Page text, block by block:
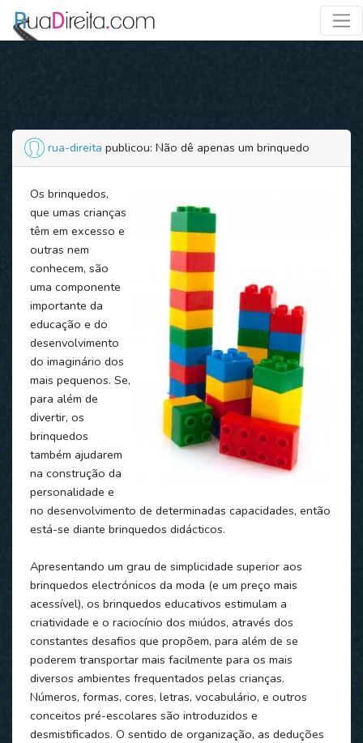
rua-direita publicou: Não dê apenas um brinquedo
Os brinquedos,
que umas crianças
têm em excesso e
outras nem
conhecem, são
uma componente
importante da
educação e do
desenvolvimento
do imaginário dos
mais pequenos. Se,
para além de
divertir, os
brinquedos
também ajudarem
na construção da
personalidade e
no desenvolvimento de determinadas capacidades, então
está-se diante brinquedos didácticos.
Apresentando um grau de simplicidade superior aos
brinquedos electrónicos da moda (e um preço mais
acessível), os brinquedos educativos estimulam a
criatividade e o raciocínio dos miúdos, através dos
constantes desafios que propõem, para além de se
poderem transportar mais facilmente para os mais
diversos ambientes frequentados pelas crianças.
Números, formas, cores, letras, vocabulário, e outros
conceitos pré-escolares são introduzidos e
desmistificados. O sentido de organização, as deduções